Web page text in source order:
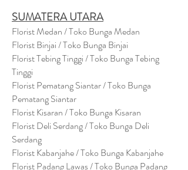
SUMATERA UTARA
Florist Medan / Toko Bunga Medan
Florist Binjai / Toko Bunga Binjai
Florist Tebing Tinggi / Toko Bunga Tebing
Tinggi
Florist Pematang Siantar / Toko Bunga
Pematang Siantar
Florist Kisaran / Toko Bunga Kisaran
Florist Deli Serdang / Toko Bunga Deli
Serdang
Florist Kabanjahe / Toko Bunga Kabanjahe
Florist Padang Lawas / Toko Bunga Padang